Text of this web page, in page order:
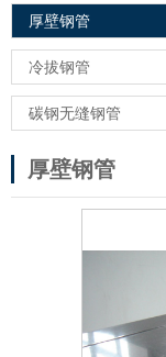
厚壁钢管
冷拔钢管
碳钢无缝钢管
厚壁钢管